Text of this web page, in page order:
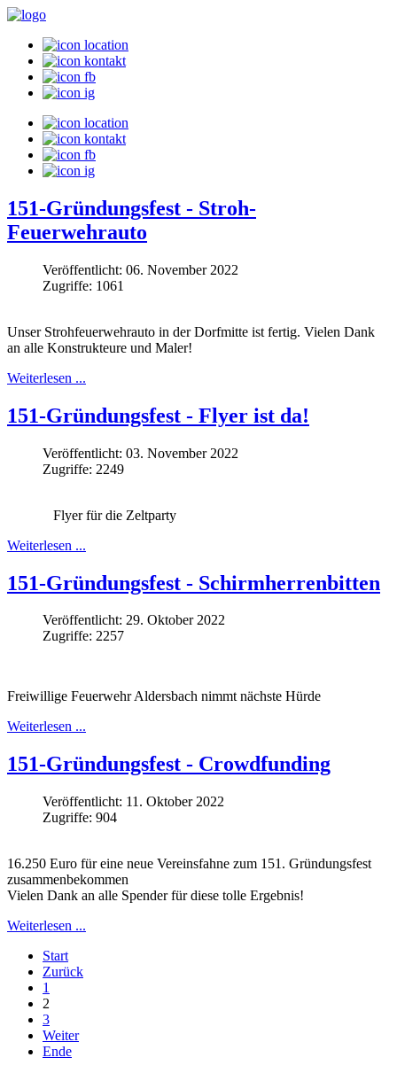
151-Gründungsfest - Stroh-
Feuerwehrauto
Veröffentlicht: 06. November 2022
Zugriffe: 1061
Unser Strohfeuerwehrauto in der Dorfmitte ist fertig. Vielen Dank
an alle Konstrukteure und Maler!
Weiterlesen ...
151-Gründungsfest - Flyer ist da!
Veröffentlicht: 03. November 2022
Zugriffe: 2249
Flyer für die Zeltparty
Weiterlesen ...
151-Gründungsfest - Schirmherrenbitten
Veröffentlicht: 29. Oktober 2022
Zugriffe: 2257
Freiwillige Feuerwehr Aldersbach nimmt nächste Hürde
Weiterlesen ...
151-Gründungsfest - Crowdfunding
Veröffentlicht: 11. Oktober 2022
Zugriffe: 904
16.250 Euro für eine neue Vereinsfahne zum 151. Gründungsfest
zusammenbekommen
Vielen Dank an alle Spender für diese tolle Ergebnis!
Weiterlesen ...
Start
Zurück
1
2
3
Weiter
Ende